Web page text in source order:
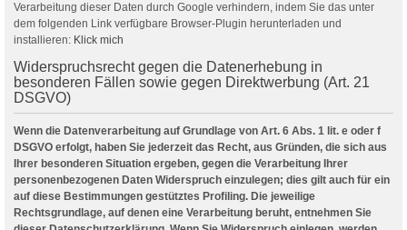
Verarbeitung dieser Daten durch Google verhindern, indem Sie das unter
dem folgenden Link verfügbare Browser-Plugin herunterladen und
installieren: Klick mich
Widerspruchsrecht gegen die Datenerhebung in
besonderen Fällen sowie gegen Direktwerbung (Art. 21
DSGVO)
Wenn die Datenverarbeitung auf Grundlage von Art. 6 Abs. 1 lit. e oder f
DSGVO erfolgt, haben Sie jederzeit das Recht, aus Gründen, die sich aus
Ihrer besonderen Situation ergeben, gegen die Verarbeitung Ihrer
personenbezogenen Daten Widerspruch einzulegen; dies gilt auch für ein
auf diese Bestimmungen gestütztes Profiling. Die jeweilige
Rechtsgrundlage, auf denen eine Verarbeitung beruht, entnehmen Sie